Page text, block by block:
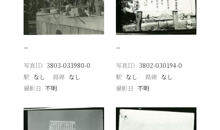
−
写真ID 3803-033980-0
駅 なし 路線 なし
撮影日
不明
−
写真ID 3802-030194-0
駅 なし 路線 なし
撮影日 不明